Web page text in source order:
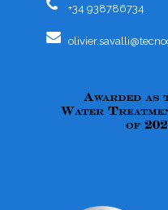
+34 938786734